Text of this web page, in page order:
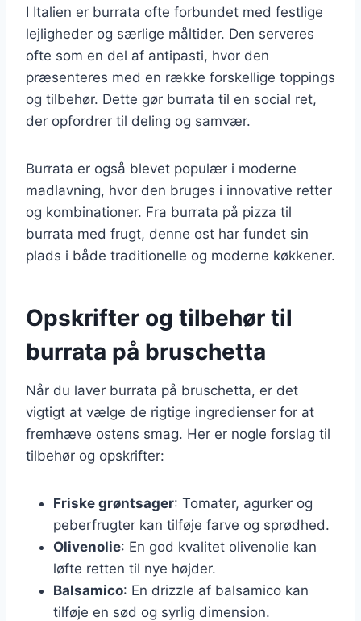
I Italien er burrata ofte forbundet med festlige
lejligheder og særlige måltider. Den serveres
ofte som en del af antipasti, hvor den
præsenteres med en række forskellige toppings
og tilbehør. Dette gør burrata til en social ret,
der opfordrer til deling og samvær.
Burrata er også blevet populær i moderne
madlavning, hvor den bruges i innovative retter
og kombinationer. Fra burrata på pizza til
burrata med frugt, denne ost har fundet sin
plads i både traditionelle og moderne køkkener.
Opskrifter og tilbehør til
burrata på bruschetta
Når du laver burrata på bruschetta, er det
vigtigt at vælge de rigtige ingredienser for at
fremhæve ostens smag. Her er nogle forslag til
tilbehør og opskrifter:
Friske grøntsager: Tomater, agurker og
peberfrugter kan tilføje farve og sprødhed.
Olivenolie: En god kvalitet olivenolie kan
løfte retten til nye højder.
Balsamico: En drizzle af balsamico kan
tilføje en sød og syrlig dimension.